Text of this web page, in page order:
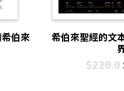
伯來
希伯來聖經的文
$220.0